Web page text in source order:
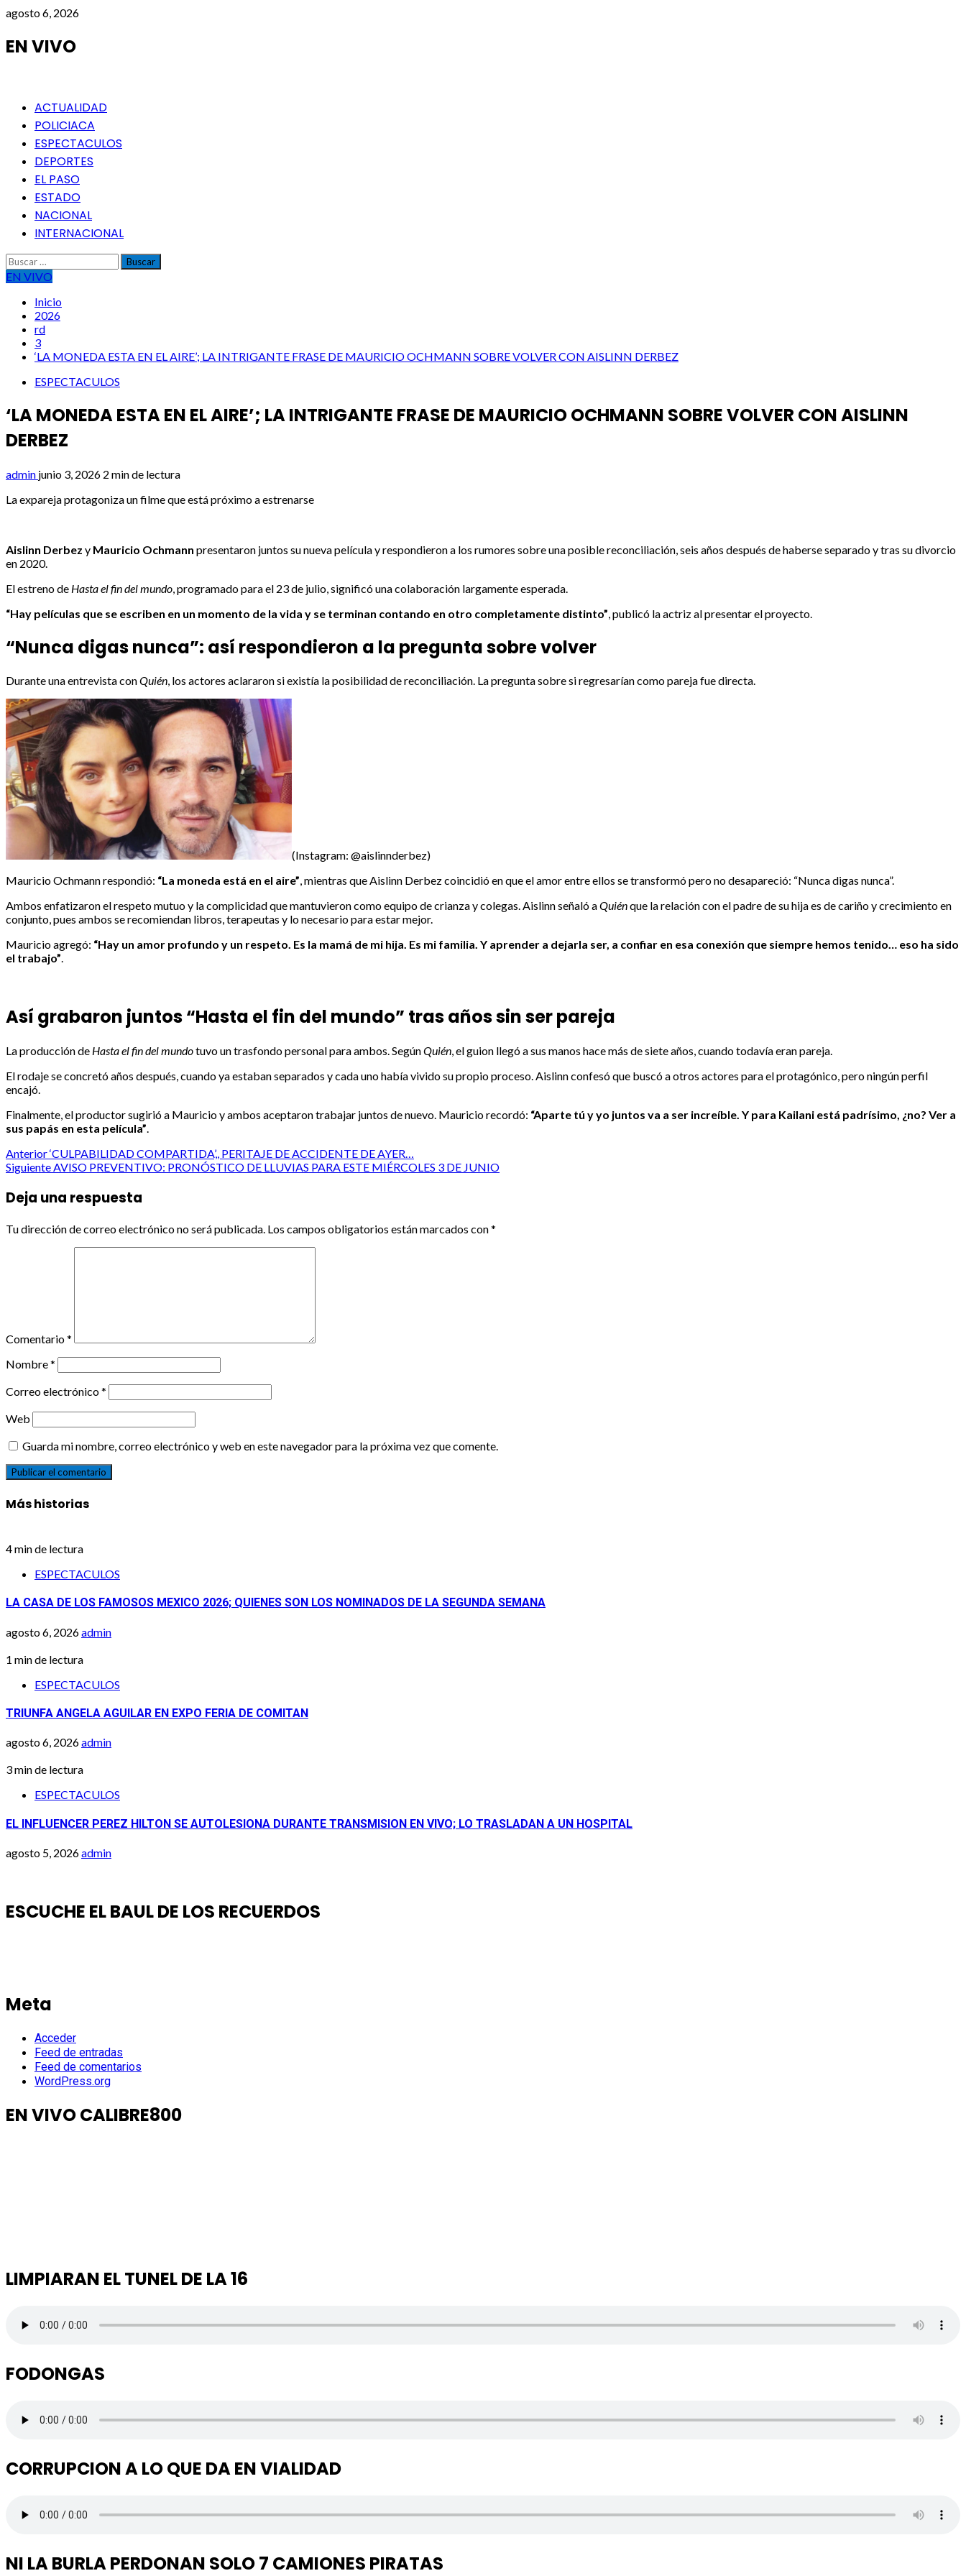
Saltar
contenido
agosto 6, 2026
EN VIVO
Menú
principal
ACTUALIDAD
POLICIACA
ESPECTACULOS
DEPORTES
EL PASO
ESTADO
NACIONAL
INTERNACIONAL
Buscar:
EN VIVO
Inicio
2026
rd
3
‘LA MONEDA ESTA EN EL AIRE’; LA INTRIGANTE FRASE DE MAURICIO OCHMANN SOBRE VOLVER CON AISLINN DERBEZ
ESPECTACULOS
‘LA MONEDA ESTA EN EL AIRE’; LA INTRIGANTE FRASE DE MAURICIO OCHMANN SOBRE VOLVER CON AISLINN
DERBEZ
admin junio 3, 2026 2 min de lectura
La expareja protagoniza un filme que está próximo a estrenarse
Aislinn Derbez y Mauricio Ochmann presentaron juntos su nueva película y respondieron a los rumores sobre una posible reconciliación, seis años después de haberse separado y tras su divorcio
en 2020.
El estreno de Hasta el fin del mundo , programado para el 23 de julio, significó una colaboración largamente esperada.
“Hay películas que se escriben en un momento de la vida y se terminan contando en otro completamente distinto” , publicó la actriz al presentar el proyecto.
“Nunca digas nunca”: así respondieron a la pregunta sobre volver
Durante una entrevista conQuién, los actores aclararon si existía la posibilidad de reconciliación. La pregunta sobre si regresarían como pareja fue directa.
(Instagram: @aislinnderbez)
Mauricio Ochmann respondió: “La moneda está en el aire”, mientras que Aislinn Derbez coincidió en que el amor entre ellos se transformó pero no desapareció: “Nunca digas nunca”.
Ambos enfatizaron el respeto mutuo y la complicidad que mantuvieron como equipo de crianza y colegas. Aislinn señaló aQuiénque la relación con el padre de su hija es de cariño y crecimiento en
conjunto, pues ambos se recomiendan libros, terapeutas y lo necesario para estar mejor.
Mauricio agregó: “Hay un amor profundo y un respeto. Es la mamá de mi hija. Es mi familia. Y aprender a dejarla ser, a confiar en esa conexión que siempre hemos tenido… eso ha sido
el trabajo”.
Así grabaron juntos “Hasta el fin del mundo” tras años sin ser pareja
La producción de Hasta el fin del mundotuvo un trasfondo personal para ambos. SegúnQuién, el guion llegó a sus manos hace más de siete años, cuando todavía eran pareja.
El rodaje se concretó años después, cuando ya estaban separados y cada uno había vivido su propio proceso. Aislinn confesó que buscó a otros actores para el protagónico, pero ningún perfil
encajó.
Finalmente, el productor sugirió a Mauricio y ambos aceptaron trabajar juntos de nuevo. Mauricio recordó: “Aparte tú y yo juntos va a ser increíble. Y para Kailani está padrísimo, ¿no? Ver a
sus papás en esta película”.
Post
Anterior‘CULPABILIDAD COMPARTIDA’,, PERITAJE DE ACCIDENTE DE AYER…
SiguienteAVISO PREVENTIVO: PRONÓSTICO DE LLUVIAS PARA ESTE MIÉRCOLES 3 DE JUNIO
Deja una respuesta
Tu dirección de correo electrónico no será publicada. Los campos obligatorios están marcados con*
Comentario*
Nombre*
Correo electrónico*
Web
Guarda mi nombre, correo electrónico y web en este navegador para la próxima vez que comente.
Más historias
4 min de lectura
ESPECTACULOS
LA CASA DE LOS FAMOSOS MEXICO 2026; QUIENES SON LOS NOMINADOS DE LA SEGUNDA SEMANA
agosto 6, 2026admin
1 min de lectura
ESPECTACULOS
TRIUNFA ANGELA AGUILAR EN EXPO FERIA DE COMITAN
agosto 6, 2026admin
3 min de lectura
ESPECTACULOS
EL INFLUENCER PEREZ HILTON SE AUTOLESIONA DURANTE TRANSMISION EN VIVO; LO TRASLADAN A UN HOSPITAL
agosto 5, 2026admin
ESCUCHE EL BAUL DE LOS RECUERDOS
Meta
Acceder
Feed de entradas
Feed de comentarios
WordPress.org
EN VIVO CALIBRE800
LIMPIARAN EL TUNEL DE LA 16
FODONGAS
CORRUPCION A LO QUE DA EN VIALIDAD
NI LA BURLA PERDONAN SOLO 7 CAMIONES PIRATAS